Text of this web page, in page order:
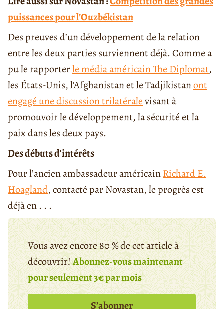
puissances pour l’Ouzbékistan
Des preuves d’un développement de la relation
entre les deux parties surviennent déjà. Comme a
pu le rapporterle média américain The Diplomat,
les États-Unis, l'Afghanistan et le Tadjikistanont
engagé une discussion trilatéralevisant à
promouvoir le développement, la sécurité et la
paix dans les deux pays.
Des débuts d'intérêts
Pour l’ancien ambassadeur américainRichard E.
Hoagland, contacté par Novastan, le progrès est
déjà en . . .
Vous avez encore 80 % de cet article à
découvrir!Abonnez-vous maintenant
pour seulement 3€ par mois
S’abonner